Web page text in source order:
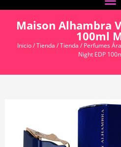
Maison Alhambra
100ml
Inicio/Tienda /Tienda / Perfumes
Night EDP